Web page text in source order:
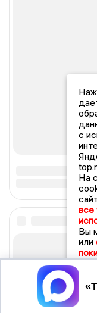
с
На
все
Вы
или